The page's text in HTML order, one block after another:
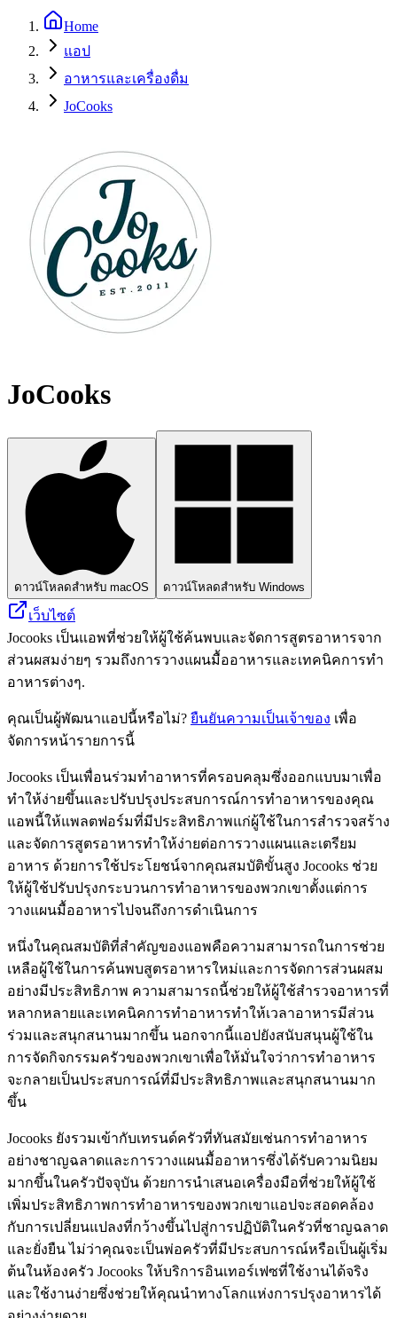
Home
แอป
อาหารและเครื่องดื่ม
JoCooks
JoCooks
ดาวน์โหลดสำหรับ macOS ดาวน์โหลดสำหรับ Windows
เว็บไซต์
Jocooks เป็นแอพที่ช่วยให้ผู้ใช้ค้นพบและจัดการสูตรอาหารจาก
ส่วนผสมง่ายๆ รวมถึงการวางแผนมื้ออาหารและเทคนิคการทำ
อาหารต่างๆ.
คุณเป็นผู้พัฒนาแอปนี้หรือไม่? ยืนยันความเป็นเจ้าของ เพื่อ
จัดการหน้ารายการนี้
Jocooks เป็นเพื่อนร่วมทำอาหารที่ครอบคลุมซึ่งออกแบบมาเพื่อ
ทำให้ง่ายขึ้นและปรับปรุงประสบการณ์การทำอาหารของคุณ
แอพนี้ให้แพลตฟอร์มที่มีประสิทธิภาพแก่ผู้ใช้ในการสำรวจสร้าง
และจัดการสูตรอาหารทำให้ง่ายต่อการวางแผนและเตรียม
อาหาร ด้วยการใช้ประโยชน์จากคุณสมบัติขั้นสูง Jocooks ช่วย
ให้ผู้ใช้ปรับปรุงกระบวนการทำอาหารของพวกเขาตั้งแต่การ
วางแผนมื้ออาหารไปจนถึงการดำเนินการ
หนึ่งในคุณสมบัติที่สำคัญของแอพคือความสามารถในการช่วย
เหลือผู้ใช้ในการค้นพบสูตรอาหารใหม่และการจัดการส่วนผสม
อย่างมีประสิทธิภาพ ความสามารถนี้ช่วยให้ผู้ใช้สำรวจอาหารที่
หลากหลายและเทคนิคการทำอาหารทำให้เวลาอาหารมีส่วน
ร่วมและสนุกสนานมากขึ้น นอกจากนี้แอปยังสนับสนุนผู้ใช้ใน
การจัดกิจกรรมครัวของพวกเขาเพื่อให้มั่นใจว่าการทำอาหาร
จะกลายเป็นประสบการณ์ที่มีประสิทธิภาพและสนุกสนานมาก
ขึ้น
Jocooks ยังรวมเข้ากับเทรนด์ครัวที่ทันสมัยเช่นการทำอาหาร
อย่างชาญฉลาดและการวางแผนมื้ออาหารซึ่งได้รับความนิยม
มากขึ้นในครัวปัจจุบัน ด้วยการนำเสนอเครื่องมือที่ช่วยให้ผู้ใช้
เพิ่มประสิทธิภาพการทำอาหารของพวกเขาแอปจะสอดคล้อง
กับการเปลี่ยนแปลงที่กว้างขึ้นไปสู่การปฏิบัติในครัวที่ชาญฉลาด
และยั่งยืน ไม่ว่าคุณจะเป็นพ่อครัวที่มีประสบการณ์หรือเป็นผู้เริ่ม
ต้นในห้องครัว Jocooks ให้บริการอินเทอร์เฟซที่ใช้งานได้จริง
และใช้งานง่ายซึ่งช่วยให้คุณนำทางโลกแห่งการปรุงอาหารได้